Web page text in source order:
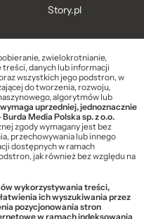
Story.pl
zwielokrotnianie,
danych lub informacji
wszystkich jego podstron, w
do tworzenia, rozwoju,
algorytmów lub
uprzedniej, jednoznacznie
Media Polska sp. z o.o.
zgody wymagany jest bez
przechowywania lub innego
dostępnych w ramach
jak również bez względu na
wykorzystywania treści,
ich wyszukiwania przez
pozycjonowania stron